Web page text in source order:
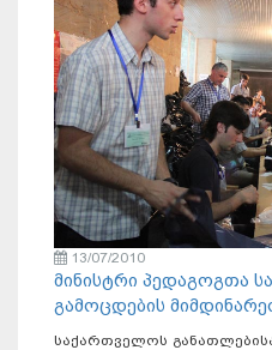
13/07/2010
მინისტრი პედაგოგთა
გამოცდების
საქართველოს